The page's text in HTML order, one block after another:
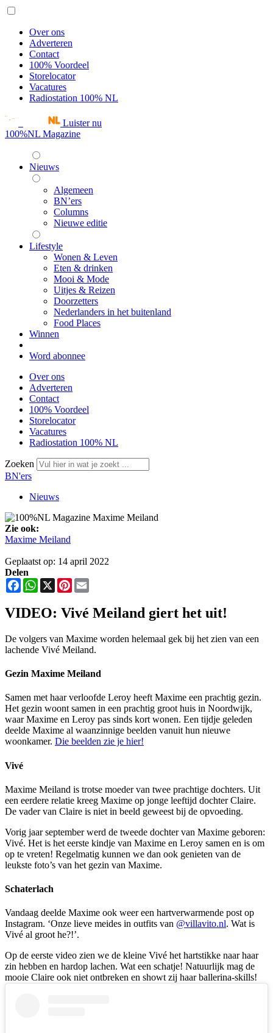
Over ons
Adverteren
Contact
100% Voordeel
Storelocator
Vacatures
Radiostation 100% NL
Luister nu
100%NL Magazine
Nieuws
Algemeen
BN’ers
Columns
Nieuwe editie
Lifestyle
Wonen & Leven
Eten & drinken
Mooi & Mode
Uitjes & Reizen
Doorzetters
Nederlanders in het buitenland
Food Places
Winnen
Word abonnee
Over ons
Adverteren
Contact
100% Voordeel
Storelocator
Vacatures
Radiostation 100% NL
Zoeken
BN'ers
Nieuws
Zie ook:
Maxime Meiland
Geplaatst op: 14 april 2022
Delen
FacebookWhatsApp
X Pinterest
VIDEO: Vivé Meiland giert het uit!
De volgers van Maxime worden helemaal gek bij het zien van een
lachende Vivé Meiland.
Gezin Maxime Meiland
Samen met haar verloofde Leroy heeft Maxime een prachtig gezin.
Het gezin woont samen in een prachtig groot huis in Noordwijk,
waar Maxime en Leroy pas sinds kort wonen. Een tijdje geleden
deelde Maxime al waanzinnige beelden vanuit hun nieuwe
woonkamer. Die beelden zie je hier!
Vivé
Maxime Meiland is trotse moeder van twee prachtige dochters. Uit
een eerdere relatie kreeg Maxime op jonge leeftijd dochter Claire.
De vader van Claire is niet in beeld geweest bij de opvoeding.
Vorig jaar september werd de tweede dochter van Maxime geboren:
Vivé. Het is het eerste kindje van Maxime en Leroy samen en is om
op te vreten! Regelmatig kunnen we dan ook genieten van de
leukste foto’s van het gezin van Maxime.
Schaterlach
Vandaag deelde Maxime ook weer een hartverwarmende post op
Instagram. ‘Onze lieve meides in outfits van @villavito.nl. Wat is
Vivé al groot he?!’.
Op de eerste video zien we de kleine Vivé het hartstikke naar haar
zin hebben en hardop lachen. Wat een schatje! Natuurlijk mag de
mooie Claire ook niet ontbreken en showt zij haar ballerina-skills!